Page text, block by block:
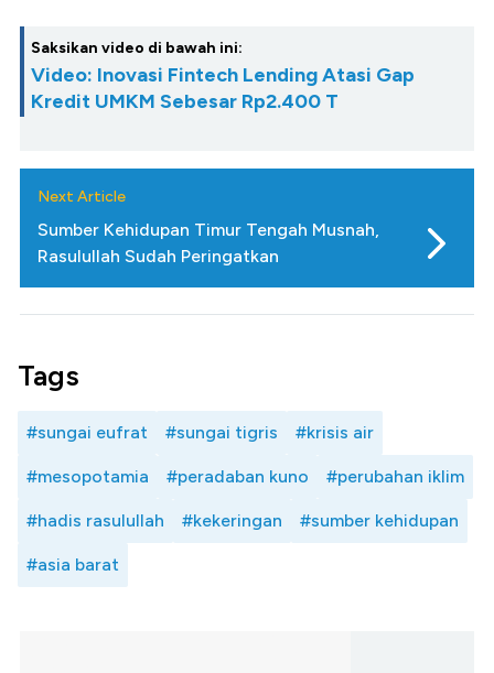
Saksikan video di bawah ini:
Video: Inovasi Fintech Lending Atasi Gap
Kredit UMKM Sebesar Rp2.400 T
Next Article
Sumber Kehidupan Timur Tengah Musnah,
Rasulullah Sudah Peringatkan
Tags
#sungai eufrat #sungai tigris #krisis air
#mesopotamia #peradaban kuno #perubahan iklim
#hadis rasulullah #kekeringan #sumber kehidupan
#asia barat